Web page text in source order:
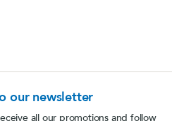
our newsletter
all our promotions and follow